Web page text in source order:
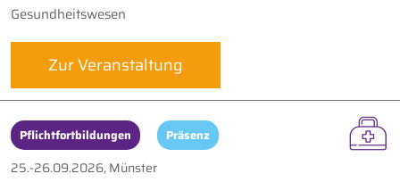
Gesundheitswesen
Zur Veranstaltung
Pflichtfortbildungen Präsenz
25.-26.09.2026, Münster